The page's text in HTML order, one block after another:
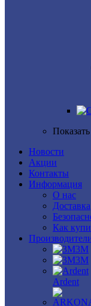
Новости
Акции
Контакты
Информация
О нас
Доставка
Как
3M
3М
Ardent